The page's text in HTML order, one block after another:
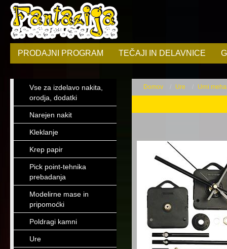
PRODAJNI PROGRAM TEČAJI IN DELAVNICE
Vse za izdelavo nakita,
orodja, dodatki
Narejen nakit
Kleklanje
Krep papir
Pick point-tehnika
prebadanja
Modelirne mase in
pripomoćki
Poldragi kamni
Ure
Domov Ure Urni